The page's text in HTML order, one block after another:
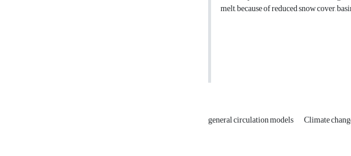
melt, because of reduced snow cover,
general circulation models Climate